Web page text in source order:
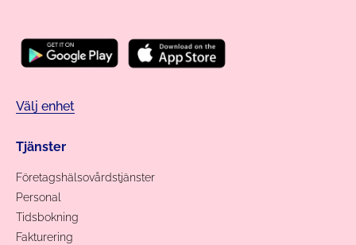
Välj enhet
Tjänster
Företagshälsovårdstjänster
Personal
Tidsbokning
Fakturering